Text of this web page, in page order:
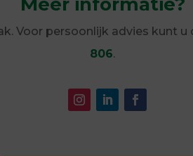
Voor persoonlijk advies kunt
806.